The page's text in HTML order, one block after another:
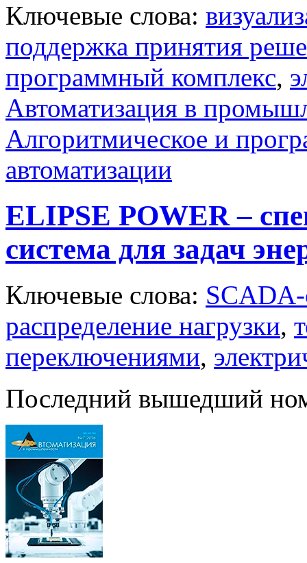
Ключевые слова:
поддержка принятия
программный комплекс,
Автоматизация в
Алгоритмическое и
автоматизации
ELIPSE POWER –
система для задач
Ключевые слова: SCADA-
распределение нагрузки,
переключениями,
Последний вышедший